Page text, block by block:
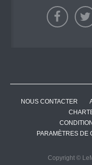
NOUS CONTACTER
PARAMÈTRES DE
Copyright ©